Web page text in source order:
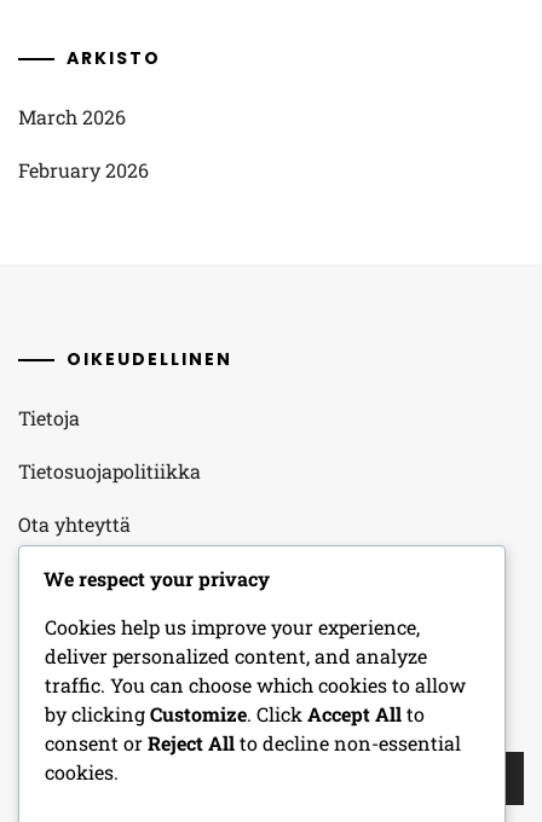
ARKISTO
March 2026
February 2026
OIKEUDELLINEN
Tietoja
Tietosuojapolitiikka
Ota yhteyttä
Evästeasetukset
Palveluehdot
HAKU
Search
We respect your privacy
Cookies help us improve your experience,
deliver personalized content, and analyze
traffic. You can choose which cookies to allow
by clickingCustomize. Click Accept Allto
consent orReject Allto decline non-essential
cookies.